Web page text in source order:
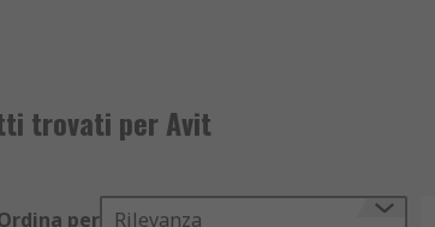
trovati per Avit
per Rilevanza